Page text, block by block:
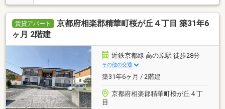
賃貸アパート
京都府相楽郡精華町桜が丘４丁目 築31年6
ヶ月 2階建
近鉄京都線 高の原駅 徒歩28分
その他の交通
築31年6ヶ月 / 2階建
京都府相楽郡精華町桜が丘４丁
目